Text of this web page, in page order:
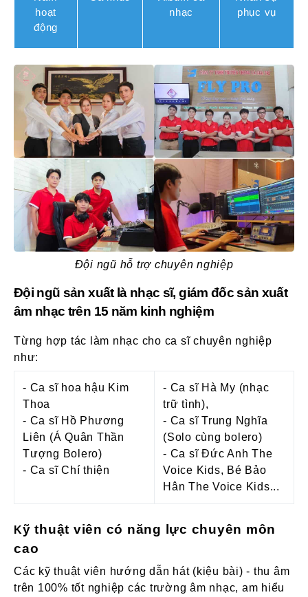
hoạt
động
nhạc
phục vụ
Đội ngũ hỗ trợ chuyên nghiệp
Đội ngũ sản xuất là nhạc sĩ, giám đốc sản xuất
âm nhạc trên 15 năm kinh nghiệm
Từng hợp tác làm nhạc cho ca sĩ chuyên nghiệp
như:
- Ca sĩ hoa hậu Kim
Thoa
- Ca sĩ Hồ Phương
Liên (Á Quân Thần
Tượng Bolero)
- Ca sĩ Chí thiện
- Ca sĩ Hà My (nhạc
trữ tình),
- Ca sĩ Trung Nghĩa
(Solo cùng bolero)
- Ca sĩ Đức Anh The
Voice Kids, Bé Bảo
Hân The Voice Kids...
Kỹ thuật viên có năng lực chuyên môn
cao
Các kỹ thuật viên hướng dẫn hát (kiệu bài) - thu âm
trên 100% tốt nghiệp các trường âm nhạc, am hiểu